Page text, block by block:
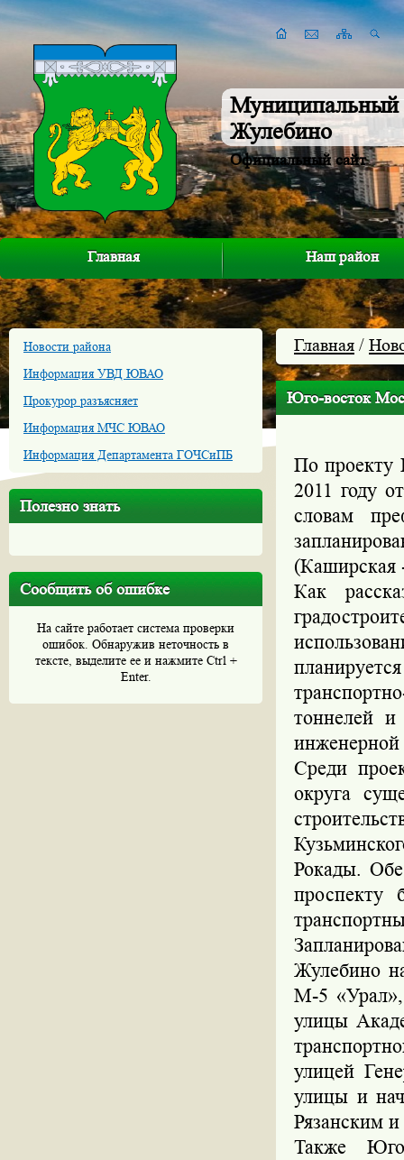
Муниципальный
Жулебино
Официальный сайт
Главная Наш район
Новости района
Информация УВД ЮВАО
Прокурор разъясняет
Информация МЧС ЮВАО
Информация Департамента ГОЧСиПБ
Полезно знать
Сообщить об ошибке
На сайте работает система проверки
ошибок. Обнаружив неточность в
тексте, выделите ее и нажмите Ctrl +
Enter.
Главная /
Юго-восток
По проекту
2011 году
словам
(Каширская
Как
тоннелей и
Среди
округа
Рокады.
проспекту
Жулебино
М-5 «Урал»,
улицы
улицей
улицы и
Рязанским
Также